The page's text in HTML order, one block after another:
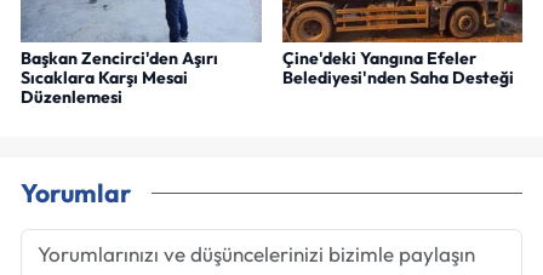
Başkan Zencirci'den Aşırı
Sıcaklara Karşı Mesai
Düzenlemesi
Çine'deki Yangına Efeler
Belediyesi'nden Saha Desteği
Yorumlar